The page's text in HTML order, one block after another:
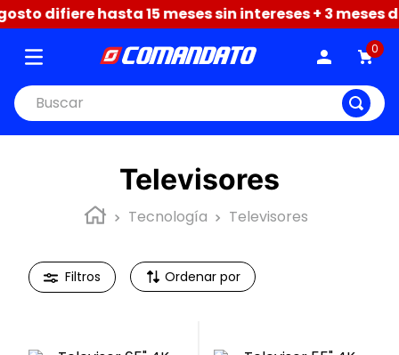
difiere hasta 15 meses sin intereses + 3 meses
0
Buscar
Televisores
Tecnología Televisores
Ordenar por